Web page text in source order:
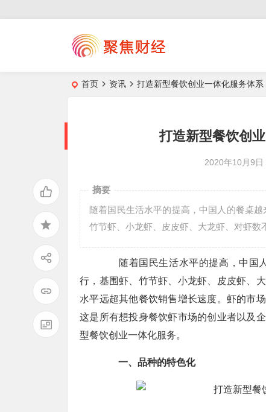
首页 资讯 打造新型餐饮创业一体化服务体系
打造新型餐饮创
2020年10月9日
摘要
随着国民生活水平的提高，中国人的餐桌
竹节虾、小龙虾、皮皮虾、大龙虾、对虾
随着国民生活水平的提高，中国人
行，基围虾、竹节虾、小龙虾、皮皮虾、
水平远超其他餐饮销售增长速度。虾的市
这是所有想投身餐饮虾市场的创业者以及
型餐饮创业一体化服务。
一、品种的特色化